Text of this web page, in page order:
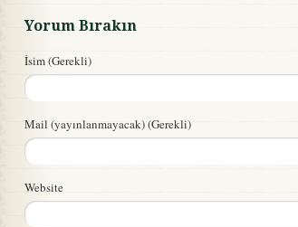
Yorum Bırakın
İsim (Gerekli)
Mail (yayınlanmayacak) (Gerekli)
Website